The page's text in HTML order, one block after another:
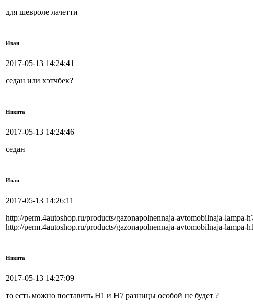
для шевроле лачетти
Иван
2017-05-13 14:24:41
седан или хэтчбек?
Никита
2017-05-13 14:24:46
седан
Иван
2017-05-13 14:26:11
http://perm.4autoshop.ru/products/gazonapolnennaja-avtomobilnaja-
http://perm.4autoshop.ru/products/gazonapolnennaja-avtomobilnaja-
Никита
2017-05-13 14:27:09
то есть можно поставить H1 и H7 разницы особой не будет ?